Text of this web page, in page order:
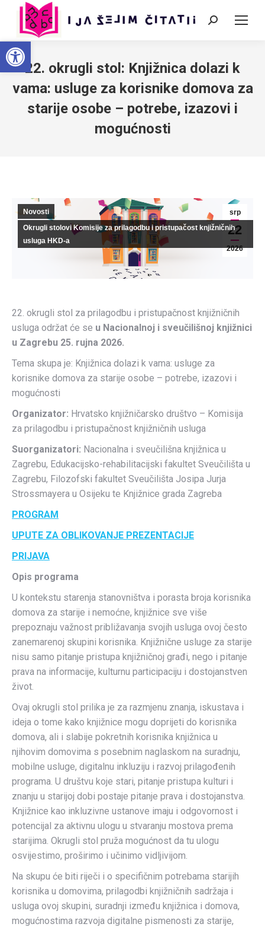
Open toolbar
Search:
22. okrugli stol: Knjižnica dolazi k
vama: usluge za korisnike domova za
starije osobe – potrebe, izazovi i
mogućnosti
srp
22
2026
Novosti
Okrugli stolovi Komisije za prilagodbu i pristupačost knjižničnih
usluga HKD-a
22. okrugli stol za prilagodbu i pristupačnost knjižničnih
usluga održat će se u Nacionalnoj i sveučilišnoj knjižnici
u Zagrebu 25. rujna 2026.
Tema skupa je: Knjižnica dolazi k vama: usluge za
korisnike domova za starije osobe – potrebe, izazovi i
mogućnosti
Organizator: Hrvatsko knjižničarsko društvo – Komisija
za prilagodbu i pristupačnost knjižničnih usluga
Suorganizatori: Nacionalna i sveučilišna knjižnica u
Zagrebu, Edukacijsko-rehabilitacijski fakultet Sveučilišta u
Zagrebu, Filozofski fakultet Sveučilišta Josipa Jurja
Strossmayera u Osijeku te Knjižnice grada Zagreba
PROGRAM
UPUTE ZA OBLIKOVANJE PREZENTACIJE
PRIJAVA
Opis programa
U kontekstu starenja stanovništva i porasta broja korisnika
domova za starije i nemoćne, knjižnice sve više
prepoznaju važnost približavanja svojih usluga ovoj često
zanemarenoj skupini korisnika. Knjižnične usluge za starije
nisu samo pitanje pristupa knjižničnoj građi, nego i pitanje
prava na informacije, kulturnu participaciju i dostojanstven
život.
Ovaj okrugli stol prilika je za razmjenu znanja, iskustava i
ideja o tome kako knjižnice mogu doprijeti do korisnika
domova, ali i slabije pokretnih korisnika knjižnica u
njihovim domovima s posebnim naglaskom na suradnju,
mobilne usluge, digitalnu inkluziju i razvoj prilagođenih
programa. U društvu koje stari, pitanje pristupa kulturi i
znanju u starijoj dobi postaje pitanje prava i dostojanstva.
Knjižnice kao inkluzivne ustanove imaju i odgovornost i
potencijal za aktivnu ulogu u stvaranju mostova prema
starijima. Okrugli stol pruža mogućnost da tu ulogu
osvijestimo, proširimo i učinimo vidljivijom.
Na skupu će biti riječi i o specifičnim potrebama starijih
korisnika u domovima, prilagodbi knjižničnih sadržaja i
usluga ovoj skupini, suradnji između knjižnica i domova,
mogućnostima razvoja digitalne pismenosti za starije,